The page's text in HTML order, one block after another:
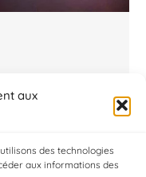
aux
des technologies
aux informations des
de Chaource
Chat-